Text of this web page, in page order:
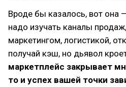
Вроде бы казалось, вот она
надо изучать каналы
маркетингом, логистикой,
получай кэш, но дьявол
маркетплейс закрывает
то и успех вашей точки